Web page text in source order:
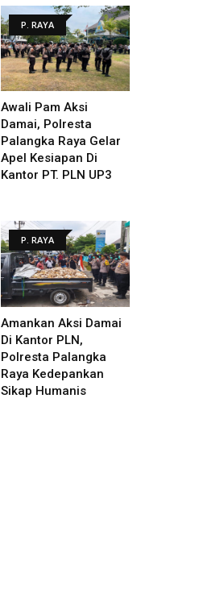
P. RAYA
Awali Pam Aksi
Damai, Polresta
Palangka Raya Gelar
Apel Kesiapan Di
Kantor PT. PLN UP3
P. RAYA
Amankan Aksi Damai
Di Kantor PLN,
Polresta Palangka
Raya Kedepankan
Sikap Humanis